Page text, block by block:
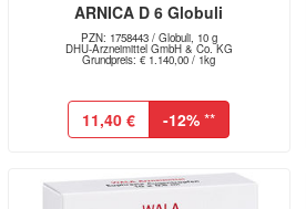
ARNICA D 6 Globuli
PZN: 1758443 / Globuli, 10 g
DHU-Arzneimittel GmbH & Co. KG
Grundpreis: € 1.140,00 / 1kg
11,40 € -12% **